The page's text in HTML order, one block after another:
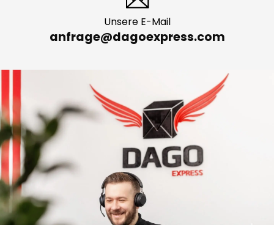
anfrage@dagoexpress.com